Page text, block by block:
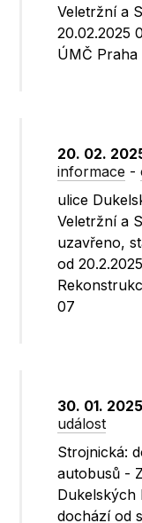
Veletržní a
20.02.2025
ÚMČ Praha
20. 02.
informace -
ulice
Veletržní a
uzavřeno,
od
07
30. 01.
událost
Strojnická:
autobusů -
Dukelských
dochází od